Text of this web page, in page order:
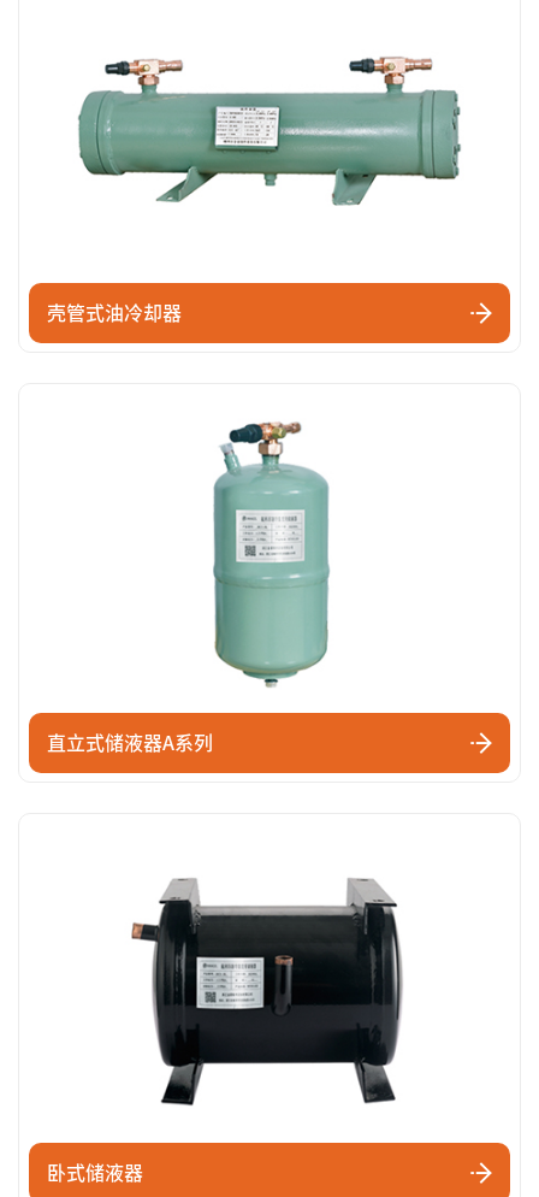
壳管式油冷却器
直立式储液器A系列
卧式储液器